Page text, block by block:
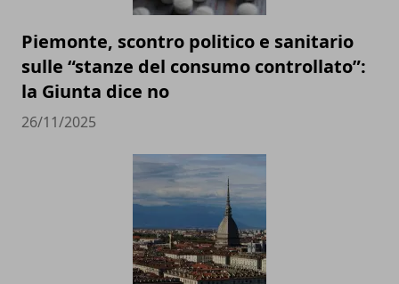
Piemonte, scontro politico e sanitario
sulle “stanze del consumo controllato”:
la Giunta dice no
26/11/2025